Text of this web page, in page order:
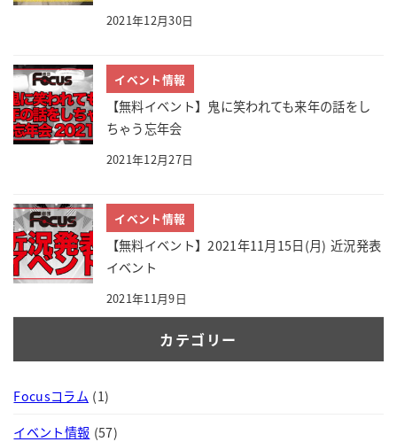
2021年12月30日
イベント情報
【無料イベント】鬼に笑われても来年の話をし
ちゃう忘年会
2021年12月27日
イベント情報
【無料イベント】2021年11月15日(月) 近況発表
イベント
2021年11月9日
カテゴリー
Focusコラム (1)
イベント情報 (57)